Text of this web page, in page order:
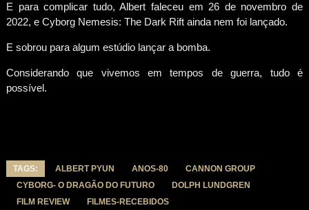
E para complicar tudo, Albert faleceu em 26 de novembro de
2022, e Cyborg Nemesis: The Dark Rift ainda nem foi lançado.
E sobrou para algum estúdio lançar a bomba.
Considerando que vivemos em tempos de guerra, tudo é
possível.
TAGS: ALBERT PYUN ANOS-80
CANNON GROUP
CYBORG- O DRAGÃO DO FUTURO
DOLPH LUNDGREN
FILM REVIEW
FILMES-RECEBIDOS